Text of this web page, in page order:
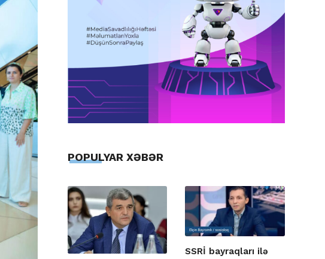
POPULYAR XƏBƏR
SSRİ bayraqları ilə